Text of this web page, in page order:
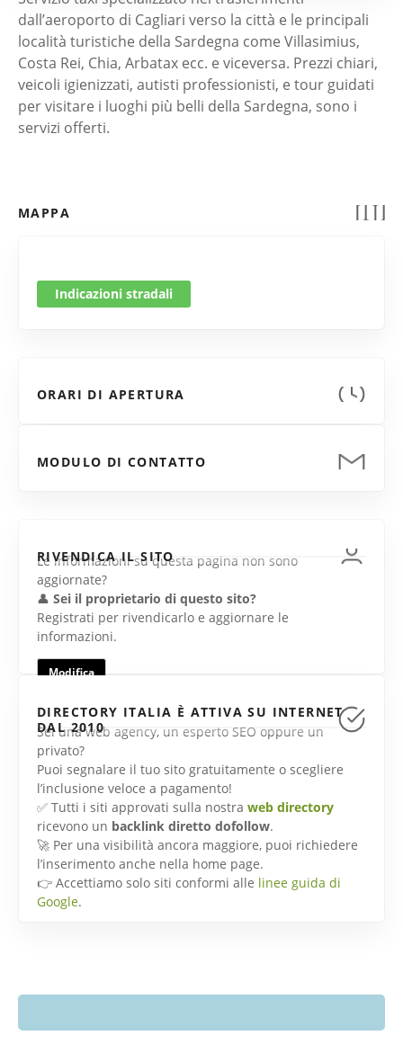
dall’aeroporto di Cagliari verso la città e le principali
località turistiche della Sardegna come Villasimius,
Costa Rei, Chia, Arbatax ecc. e viceversa. Prezzi chiari,
veicoli igienizzati, autisti professionisti, e tour guidati
per visitare i luoghi più belli della Sardegna, sono i
servizi offerti.
MAPPA
Indicazioni stradali
ORARI DI APERTURA
MODULO DI CONTATTO
RIVENDICA IL SITO
Le informazioni su questa pagina non sono
aggiornate?
👤 Sei il proprietario di questo sito?
Registrati per rivendicarlo e aggiornare le
informazioni.
Modifica
DIRECTORY ITALIA È ATTIVA SU INTERNET
DAL 2010
Sei una web agency, un esperto SEO oppure un
privato?
Puoi segnalare il tuo sito gratuitamente o scegliere
l’inclusione veloce a pagamento!
✅ Tutti i siti approvati sulla nostra web directory
ricevono un backlink diretto dofollow.
🚀 Per una visibilità ancora maggiore, puoi richiedere
l’inserimento anche nella home page.
👉 Accettiamo solo siti conformi alle linee guida di
Google.